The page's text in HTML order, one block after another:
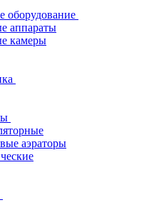
оборудование
аппараты
камеры
аэраторы